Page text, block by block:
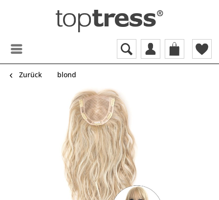
Zurück blond